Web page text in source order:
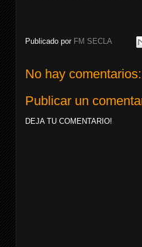
Publicado por FM SECLA
No hay comentarios:
Publicar un
DEJA TU COMENTARIO!